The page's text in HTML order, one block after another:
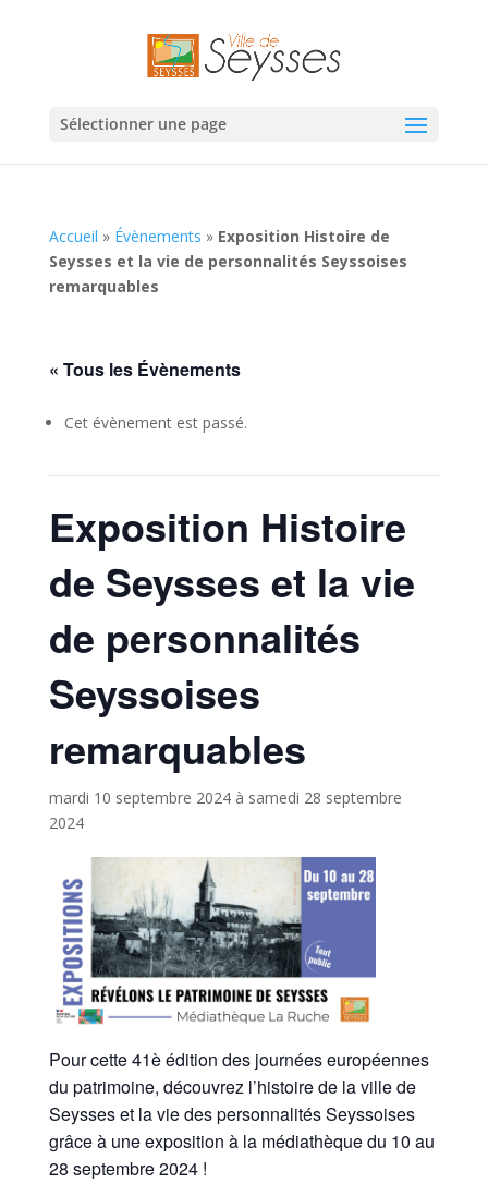
Sélectionner une page
Accueil » Évènements » Exposition Histoire de
Seysses et la vie de personnalités Seyssoises
remarquables
« Tous les Évènements
Cet évènement est passé.
Exposition Histoire
de Seysses et la vie
de personnalités
Seyssoises
remarquables
mardi 10 septembre 2024à samedi 28 septembre
2024
Pour cette 41è édition des journées européennes
du patrimoine, découvrez l’histoire de la ville de
Seysses et la vie des personnalités Seyssoises
grâce à une exposition à la médiathèque du 10 au
28 septembre 2024 !